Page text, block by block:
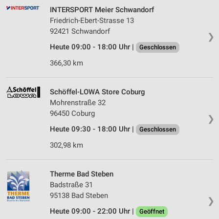
❯
INTERSPORT Meier Schwandorf
Friedrich-Ebert-Strasse 13
92421 Schwandorf
Heute 09:00 - 18:00 Uhr |
Geschlossen
366,30 km
❯
Schöffel-LOWA Store Coburg
Mohrenstraße 32
96450 Coburg
Heute 09:30 - 18:00 Uhr |
Geschlossen
302,98 km
❯
Therme Bad Steben
Badstraße 31
95138 Bad Steben
Heute 09:00 - 22:00 Uhr |
Geöffnet